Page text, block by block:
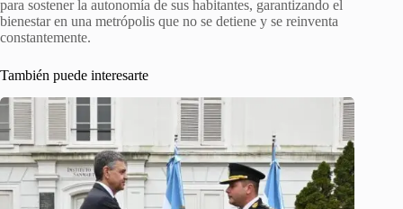
para sostener la autonomía de sus habitantes, garantizando el
bienestar en una metrópolis que no se detiene y se reinventa
constantemente.
También puede interesarte